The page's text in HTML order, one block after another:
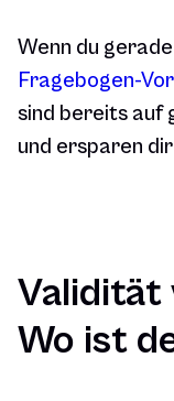
Wenn du
Fragebogen-
sind bereits auf
und ersparen
Validität
Wo ist